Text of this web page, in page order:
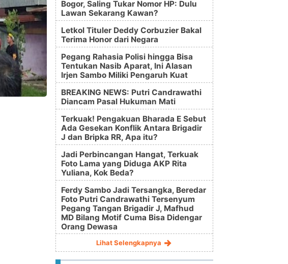
Bogor, Saling Tukar Nomor HP: Dulu
Lawan Sekarang Kawan?
Letkol Tituler Deddy Corbuzier Bakal
Terima Honor dari Negara
Pegang Rahasia Polisi hingga Bisa
Tentukan Nasib Aparat, Ini Alasan
Irjen Sambo Miliki Pengaruh Kuat
BREAKING NEWS: Putri Candrawathi
Diancam Pasal Hukuman Mati
Terkuak! Pengakuan Bharada E Sebut
Ada Gesekan Konflik Antara Brigadir
J dan Bripka RR, Apa itu?
Jadi Perbincangan Hangat, Terkuak
Foto Lama yang Diduga AKP Rita
Yuliana, Kok Beda?
Ferdy Sambo Jadi Tersangka, Beredar
Foto Putri Candrawathi Tersenyum
Pegang Tangan Brigadir J, Mafhud
MD Bilang Motif Cuma Bisa Didengar
Orang Dewasa
Lihat Selengkapnya